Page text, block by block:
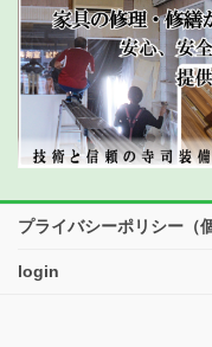
プライバシーポリシー（
login